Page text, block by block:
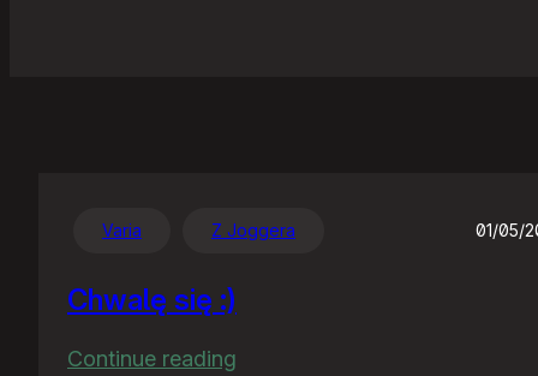
Varia Z Joggera 01/05/
Chwalę się :)
Continue reading